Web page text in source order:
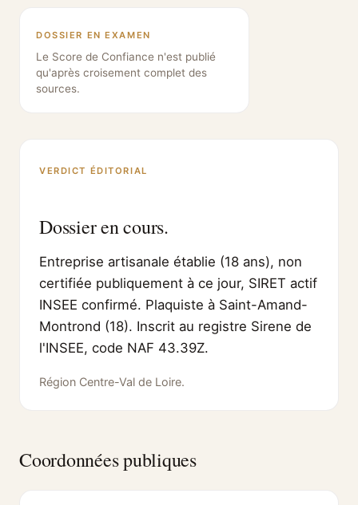
DOSSIER EN EXAMEN
Le Score de Confiance n'est publié
qu'après croisement complet des
sources.
VERDICT ÉDITORIAL
Dossier en cours.
Entreprise artisanale établie (18 ans), non
certifiée publiquement à ce jour, SIRET actif
INSEE confirmé. Plaquiste à Saint-Amand-
Montrond (18). Inscrit au registre Sirene de
l'INSEE, code NAF 43.39Z.
Région Centre-Val de Loire.
Coordonnées publiques